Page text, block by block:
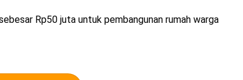
Rp50 juta untuk pembangunan rumah warga